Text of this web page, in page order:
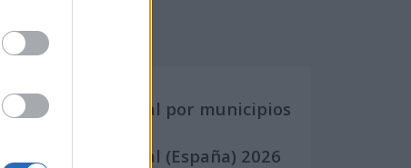
Calendarios
Calendario Laboral por municipios
Calendario Laboral (España) 2026